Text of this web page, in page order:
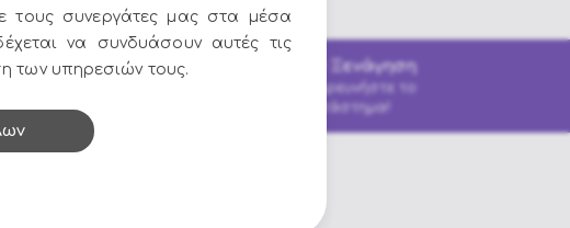
ή κάρτα 3D Ξενάγηση
Εξερευνήστε το
κατάστημα!
τους συνεργάτες μας στα μέσα
να συνδυάσουν αυτές τις
των υπηρεσιών τους.